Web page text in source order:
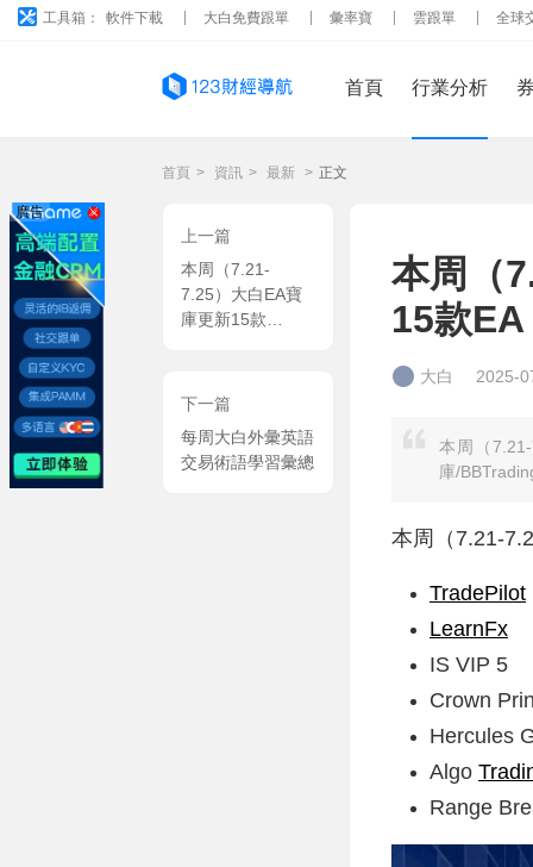
工具箱： 軟件下載 大白免費跟單 彙率寶 雲跟單 全球
首頁 行業分析
首頁 > 資訊 > 最新 > 正文
上一篇
本周（7.21-
7.25）大白EA寶
庫更新15款
下一篇
每周大白外彙英語
交易術語學習彙總
本周（
15款
大白 2025-
本周（
庫/
本周（7.21-
TradePilot
LearnFx
IS VIP 5
Crown
Hercules
Algo
Range
廣告